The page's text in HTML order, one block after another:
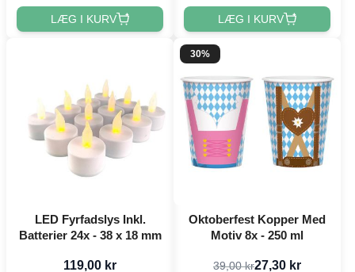
LÆG I KURV LÆG I KURV
LED Fyrfadslys Inkl.
Batterier 24x - 38 x 18 mm
119,00 kr
30%
Oktoberfest Kopper Med
Motiv 8x - 250 ml
39,00 kr27,30 kr